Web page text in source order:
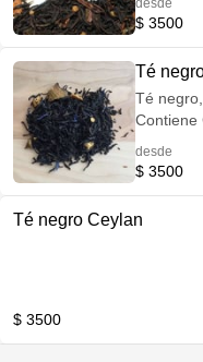
desde
$ 3500
Té
Té
Contiene
desde
$ 3500
Té negro Ceylan
$ 3500